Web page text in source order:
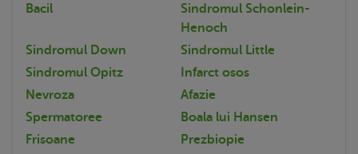
Bacil
Sindromul Schonlein-
Henoch
Sindromul Down
Sindromul Little
Sindromul Opitz
Infarct osos
Nevroza
Afazie
Spermatoree
Boala lui Hansen
Frisoane
Prezbiopie